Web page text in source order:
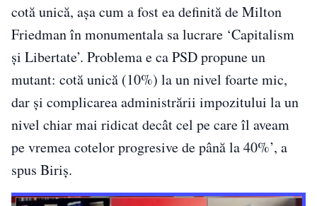
cotă unică, aşa cum a fost ea definită de Milton
Friedman în monumentala sa lucrare ‘Capitalism
şi Libertate’. Problema e ca PSD propune un
mutant: cotă unică (10%) la un nivel foarte mic,
dar şi complicarea administrării impozitului la un
nivel chiar mai ridicat decât cel pe care îl aveam
pe vremea cotelor progresive de până la 40%’, a
spus Biriş.